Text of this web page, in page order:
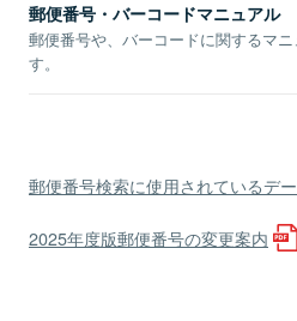
郵便番号・バーコードマニュアル
郵便番号や、バーコードに関するマ
す。
郵便番号検索に使用されているデ
2025年度版郵便番号の変更案内